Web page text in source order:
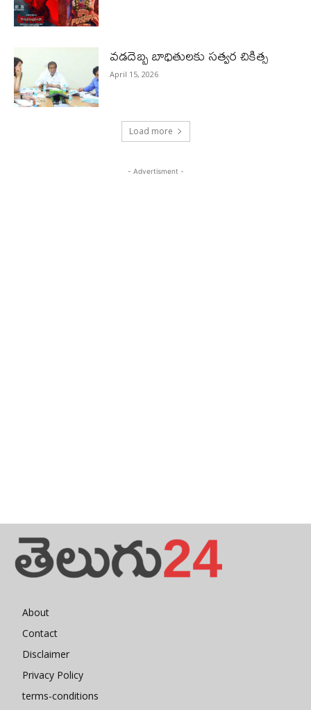
వడదెబ్బ బాధితులకు సత్వర చికిత్స
April 15, 2026
Load more
- Advertisment -
About
Contact
Disclaimer
Privacy Policy
terms-conditions